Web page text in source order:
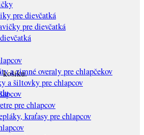
košíku.
pre dievčatká
pre dievčatká
a zimné overaly pre chlapčekov
a šiltovky pre chlapcov
pre chlapcov
kraťasy pre chlapcov